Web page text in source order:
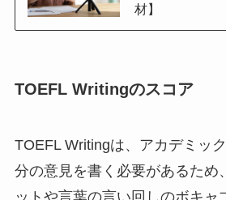
材】
TOEFL Writingのスコア
TOEFL Writingは、アカデミッ
分の意見を書く必要があるため